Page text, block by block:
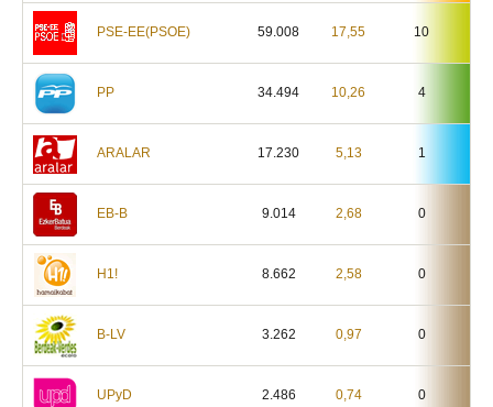
PSE-EE(PSOE) 59.008 17,55 10
PP 34.494 10,26 4
ARALAR 17.230 5,13 1
EB-B 9.014 2,68 0
H1! 8.662 2,58 0
B-LV 3.262 0,97 0
UPyD 2.486 0,74 0